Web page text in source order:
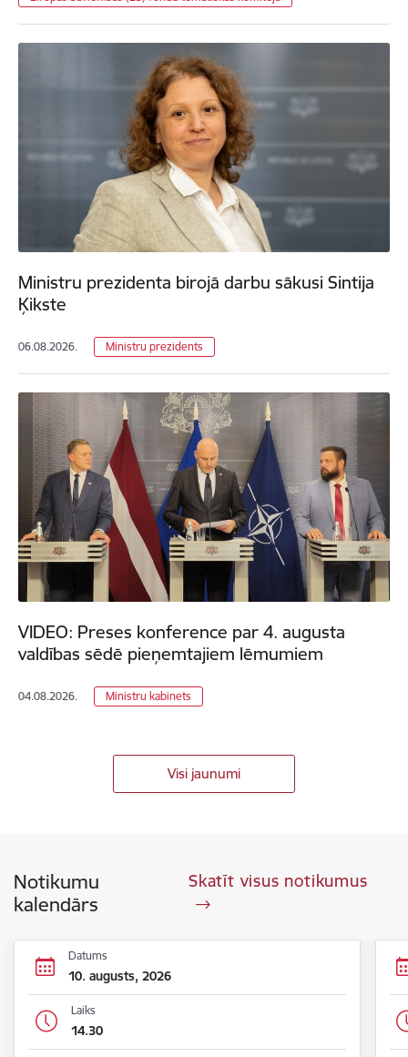
Ministru prezidenta birojā darbu sākusi Sintija
Ķikste
06.08.2026. Ministru prezidents
VIDEO: Preses konference par 4. augusta
valdības sēdē pieņemtajiem lēmumiem
04.08.2026. Ministru kabinets
Visi jaunumi
Notikumu
kalendārs
Skatīt visus notikumus
Datums
10. augusts, 2026
Laiks
14.30